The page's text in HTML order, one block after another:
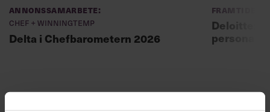
Annonssamarbete:
Chef + Winningtemp
Delta i Chefbarometern 2026
Deloitte:
personal